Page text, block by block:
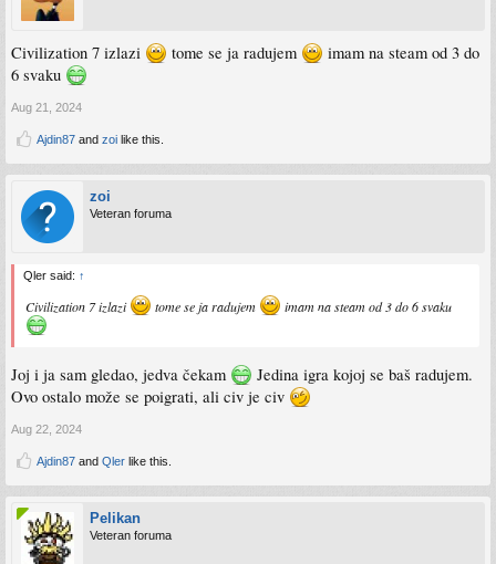
Civilization 7 izlazi tome se ja radujem
imam na steam od 3 do
6 svaku
Aug 21, 2024
Ajdin87 and zoi like this.
zoi
Veteran foruma
Qler said: ↑
Civilization 7 izlazi tome se ja radujem imam na steam od 3 do 6 svaku
Joj i ja sam gledao, jedva čekam
Jedina igra kojoj se baš radujem.
Ovo ostalo može se poigrati, ali civ je civ
Aug 22, 2024
Ajdin87 and Qler like this.
Pelikan
Veteran foruma